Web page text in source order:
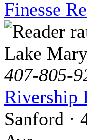
Finesse
Lake
407-805-
Rivership
Sanford ·